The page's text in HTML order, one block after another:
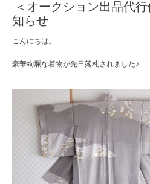
＜オークション出品代
知らせ
こんにちは。
豪華絢爛な着物が先日落札されました♪